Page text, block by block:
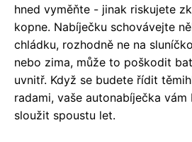
hned vyměňte - jinak riskujete
kopne. Nabíječku schovávejte
chládku, rozhodně ne na
nebo zima, může to poškodit
uvnitř. Když se budete řídit
radami, vaše autonabíječka
sloužit spoustu let.